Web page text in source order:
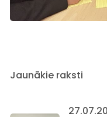
Jaunākie raksti